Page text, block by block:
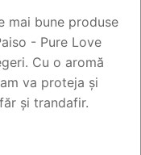
mai bune produse
- Pure Love
Cu o aromă
va proteja și
și trandafir.